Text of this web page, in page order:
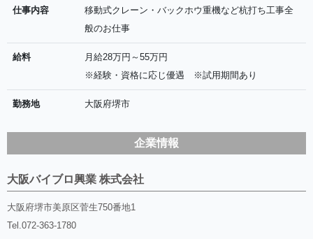
仕事内容
移動式クレーン・バックホウ重機など杭打ち工事全
般のお仕事
給料
月給28万円～55万円
※経験・資格に応じ優遇 ※試用期間あり
勤務地 大阪府堺市
企業情報
大阪バイブロ興業 株式会社
大阪府堺市美原区菅生750番地1
Tel.072-363-1780